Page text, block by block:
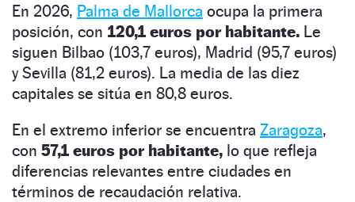
En 2026, Palma de Mallorca ocupa la primera
posición, con 120,1 euros por habitante. Le
siguen Bilbao (103,7 euros), Madrid (95,7 euros)
y Sevilla (81,2 euros). La media de las diez
capitales se sitúa en 80,8 euros.
En el extremo inferior se encuentra Zaragoza,
con 57,1 euros por habitante, lo que refleja
diferencias relevantes entre ciudades en
términos de recaudación relativa.